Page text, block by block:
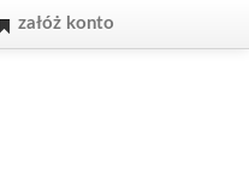
załóż konto